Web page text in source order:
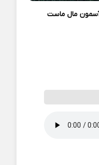
آسمون مال ماست